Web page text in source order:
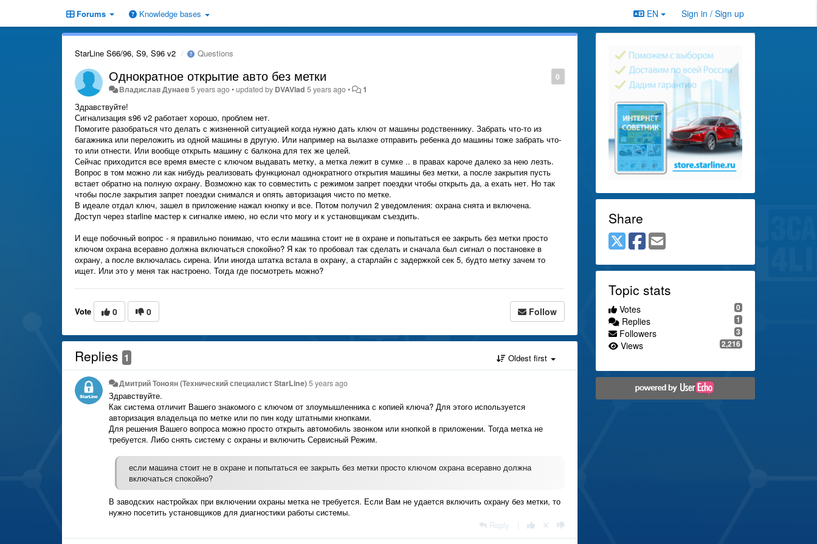
Forums Knowledge bases EN Sign in / Sign up
StarLine S66/96, S9, S96 v2 Questions
0
Однократное открытие авто без метки
Владислав Дунаев5 years ago•updated by DVAVlad 5 years ago• 1
Здравствуйте!
Сигнализация s96 v2 работает хорошо, проблем нет.
Помогите разобраться что делать с жизненной ситуацией когда нужно дать ключ от машины родственнику. Забрать что-то из
багажника или переложить из одной машины в другую. Или например на вылазке отправить ребенка до машины тоже забрать что-
то или отнести. Или вообще открыть машину с балкона для тех же целей.
Сейчас приходится все время вместе с ключом выдавать метку, а метка лежит в сумке .. в правах кароче далеко за нею лезть.
Вопрос в том можно ли как нибудь реализовать функционал однократного открытия машины без метки, а после закрытия пусть
встает обратно на полную охрану. Возможно как то совместить с режимом запрет поездки чтобы открыть да, а ехать нет. Но так
чтобы после закрытия запрет поездки снимался и опять авторизация чисто по метке.
В идеале отдал ключ, зашел в приложение нажал кнопку и все. Потом получил 2 уведомления: охрана снята и включена.
Доступ через starline мастер к сигналке имею, но если что могу и к установщикам съездить.
И еще побочный вопрос - я правильно понимаю, что если машина стоит не в охране и попытаться ее закрыть без метки просто
ключом охрана всеравно должна включаться спокойно? Я как то пробовал так сделать и сначала был сигнал о постановке в
охрану, а после включалась сирена. Или иногда штатка встала в охрану, а старлайн с задержкой сек 5, будто метку зачем то
ищет. Или это у меня так настроено. Тогда где посмотреть можно?
Vote 0 0 Follow
Replies 1 Oldest first
Дмитрий Тонoян (Технический специалист StarLine)5 years ago
Здравствуйте.
Как система отличит Вашего знакомого с ключом от злоумышленника с копией ключа? Для этого используется
авторизация владельца по метке или по пин коду штатными кнопками.
Для решения Вашего вопроса можно просто открыть автомобиль звонком или кнопкой в приложении. Тогда метка не
требуется. Либо снять систему с охраны и включить Сервисный Режим.
если машина стоит не в охране и попытаться ее закрыть без метки просто ключом охрана всеравно должна
включаться спокойно?
В заводских настройках при включении охраны метка не требуется. Если Вам не удается включить охрану без метки, то
нужно посетить установщиков для диагностики работы системы.
Reply
Share
Topic stats
0
Votes
1
Replies
3
Followers
2,216
Views